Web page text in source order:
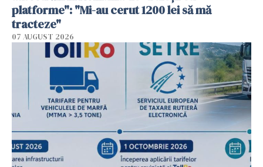
platforme": "Mi-au cerut 1200 lei să mă
tracteze"
07 AUGUST 2026